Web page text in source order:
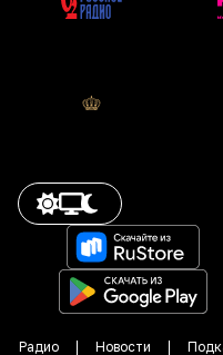
Радио Новости